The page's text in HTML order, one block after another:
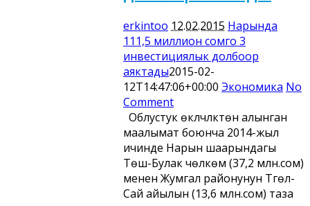
erkintoo 12.02.2015 Нарында
111,5 миллион сомго 3
инвестициялык долбоор
аяктады2015-02-
12T14:47:06+00:00 Экономика No
Comment
Облустук өкүлчүлүктөн алынган
маалымат боюнча 2014-жыл
ичинде Нарын шаарындагы
Төш-Булак чөлкөмү (37,2 млн.сом)
менен Жумгал районунун Түгөл-
Сай айылын (13,6 млн.сом) таза